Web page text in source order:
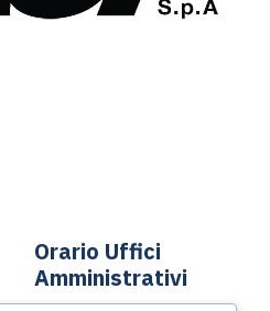
Orario Uffici
Amministrativi